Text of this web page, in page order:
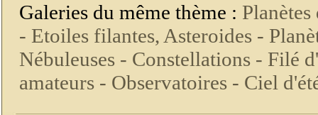
Galeries du même thème :
- Etoiles filantes, Asteroides -
Nébuleuses - Constellations - Filé
amateurs - Observatoires - Ciel